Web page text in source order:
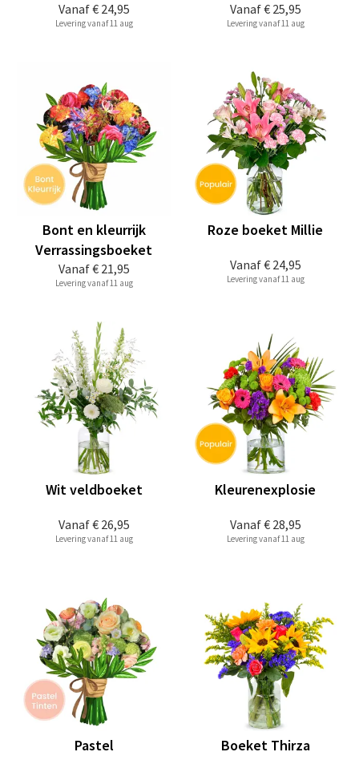
Vanaf€ 24,95
Levering vanaf 11 aug
Vanaf€ 25,95
Levering vanaf 11 aug
Vanaf€ 21,95
Bont en kleurrijk
Verrassingsboeket
Levering vanaf 11 aug
Vanaf€ 24,95
Roze boeket Millie
Levering vanaf 11 aug
Vanaf€ 26,95
Wit veldboeket
Levering vanaf 11 aug
Vanaf€ 28,95
Kleurenexplosie
Levering vanaf 11 aug
Pastel
Boeket Thirza